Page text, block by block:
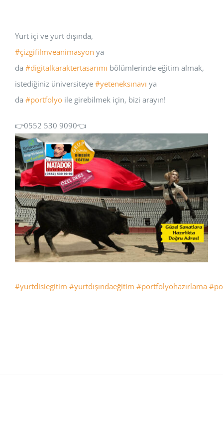
Yurt içi ve yurt dışında,
#çizgifilmveanimasyon ya
da #digitalkaraktertasarımı bölümlerinde eğitim almak,
istediğiniz üniversiteye #yeteneksınavı ya
da #portfolyo ile girebilmek için, bizi arayın!
👉0552 530 9090👈
#yurtdisiegitim #yurtdışındaeğitim #portfolyohazırlama